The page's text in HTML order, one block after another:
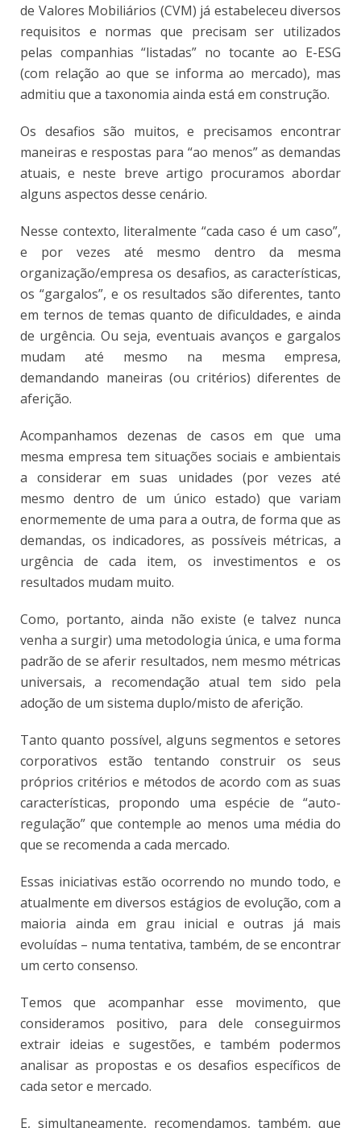
de Valores Mobiliários (CVM) já estabeleceu diversos
requisitos e normas que precisam ser utilizados
pelas companhias “listadas” no tocante ao E-ESG
(com relação ao que se informa ao mercado), mas
admitiu que a taxonomia ainda está em construção.
Os desafios são muitos, e precisamos encontrar
maneiras e respostas para “ao menos” as demandas
atuais, e neste breve artigo procuramos abordar
alguns aspectos desse cenário.
Nesse contexto, literalmente “cada caso é um caso”,
e por vezes até mesmo dentro da mesma
organização/empresa os desafios, as características,
os “gargalos”, e os resultados são diferentes, tanto
em ternos de temas quanto de dificuldades, e ainda
de urgência. Ou seja, eventuais avanços e gargalos
mudam até mesmo na mesma empresa,
demandando maneiras (ou critérios) diferentes de
aferição.
Acompanhamos dezenas de casos em que uma
mesma empresa tem situações sociais e ambientais
a considerar em suas unidades (por vezes até
mesmo dentro de um único estado) que variam
enormemente de uma para a outra, de forma que as
demandas, os indicadores, as possíveis métricas, a
urgência de cada item, os investimentos e os
resultados mudam muito.
Como, portanto, ainda não existe (e talvez nunca
venha a surgir) uma metodologia única, e uma forma
padrão de se aferir resultados, nem mesmo métricas
universais, a recomendação atual tem sido pela
adoção de um sistema duplo/misto de aferição.
Tanto quanto possível, alguns segmentos e setores
corporativos estão tentando construir os seus
próprios critérios e métodos de acordo com as suas
características, propondo uma espécie de “auto-
regulação” que contemple ao menos uma média do
que se recomenda a cada mercado.
Essas iniciativas estão ocorrendo no mundo todo, e
atualmente em diversos estágios de evolução, com a
maioria ainda em grau inicial e outras já mais
evoluídas – numa tentativa, também, de se encontrar
um certo consenso.
Temos que acompanhar esse movimento, que
consideramos positivo, para dele conseguirmos
extrair ideias e sugestões, e também podermos
analisar as propostas e os desafios específicos de
cada setor e mercado.
E, simultaneamente, recomendamos, também, que